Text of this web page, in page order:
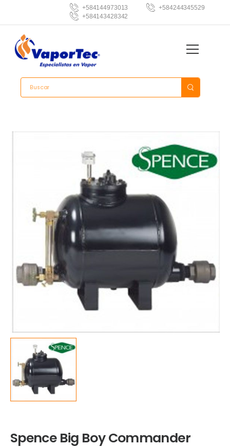
+584144973013
+584244345529
+584143428342
Spence Big Boy Commander